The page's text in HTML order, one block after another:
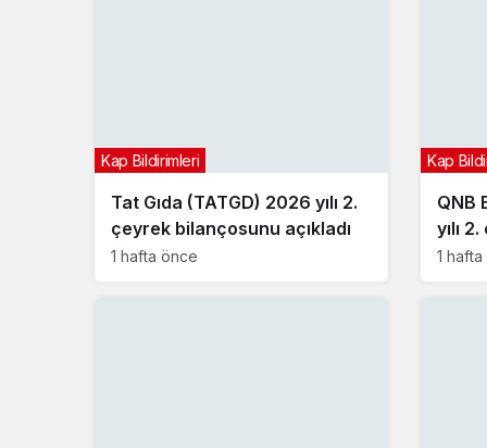
Tat Gıda (TATGD) 2026 yılı 2.
çeyrek bilançosunu açıkladı
Kap Bildirimleri
1 hafta önce
QNB
yılı
Kap
1